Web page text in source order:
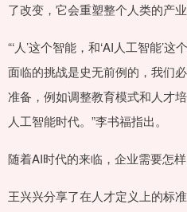
了改变，它会重塑整个人类的产
“‘人’这个智能，和‘AI人工智能’
面临的挑战是史无前例的，我们
准备，例如调整教育模式和人才
人工智能时代。”李书福指出。
随着AI时代的来临，企业需要怎
王兴兴分享了在人才定义上的标